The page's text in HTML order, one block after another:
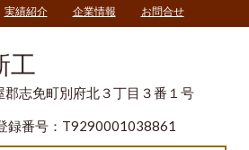
実績紹介 企業情報 お問合せ
工
志免町別府北３丁目３番１号
録番号：T9290001038861